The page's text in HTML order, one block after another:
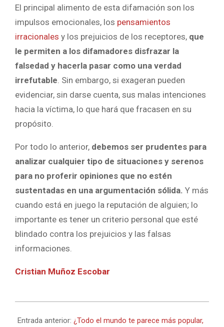
El principal alimento de esta difamación son los
impulsos emocionales, los pensamientos
irracionales y los prejuicios de los receptores, que
le permiten a los difamadores disfrazar la
falsedad y hacerla pasar como una verdad
irrefutable . Sin embargo, si exageran pueden
evidenciar, sin darse cuenta, sus malas intenciones
hacia la víctima, lo que hará que fracasen en su
propósito.
Por todo lo anterior, debemos ser prudentes para
analizar cualquier tipo de situaciones y serenos
para no proferir opiniones que no estén
sustentadas en una argumentación sólida. Y más
cuando está en juego la reputación de alguien; lo
importante es tener un criterio personal que esté
blindado contra los prejuicios y las falsas
informaciones.
Cristian Muñoz Escobar
04-
Entrada anterior: ¿Todo el mundo te parece más popular,